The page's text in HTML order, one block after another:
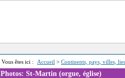
Vous êtes ici : Accueil > Continents, pays, villes,
Photos: St-Martin (orgue, église)